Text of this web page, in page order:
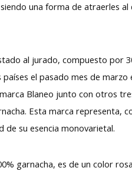
una forma de atraerles
al jurado, compuesto por
el pasado mes de marzo
Blaneo junto con otros
Esta marca representa,
de su esencia monovarietal.
garnacha, es de un color